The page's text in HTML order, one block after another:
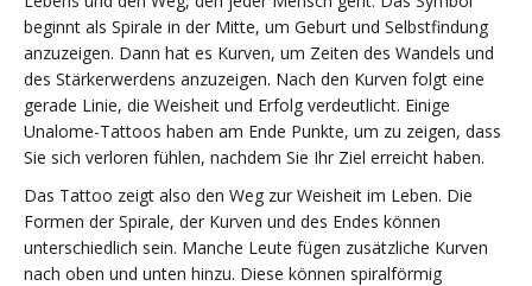
beginnt als Spirale in der Mitte, um Geburt und Selbstfindung
anzuzeigen. Dann hat es Kurven, um Zeiten des Wandels und
des Stärkerwerdens anzuzeigen. Nach den Kurven folgt eine
gerade Linie, die Weisheit und Erfolg verdeutlicht. Einige
Unalome-Tattoos haben am Ende Punkte, um zu zeigen, dass
Sie sich verloren fühlen, nachdem Sie Ihr Ziel erreicht haben.
Das Tattoo zeigt also den Weg zur Weisheit im Leben. Die
Formen der Spirale, der Kurven und des Endes können
unterschiedlich sein. Manche Leute fügen zusätzliche Kurven
nach oben und unten hinzu. Diese können spiralförmig